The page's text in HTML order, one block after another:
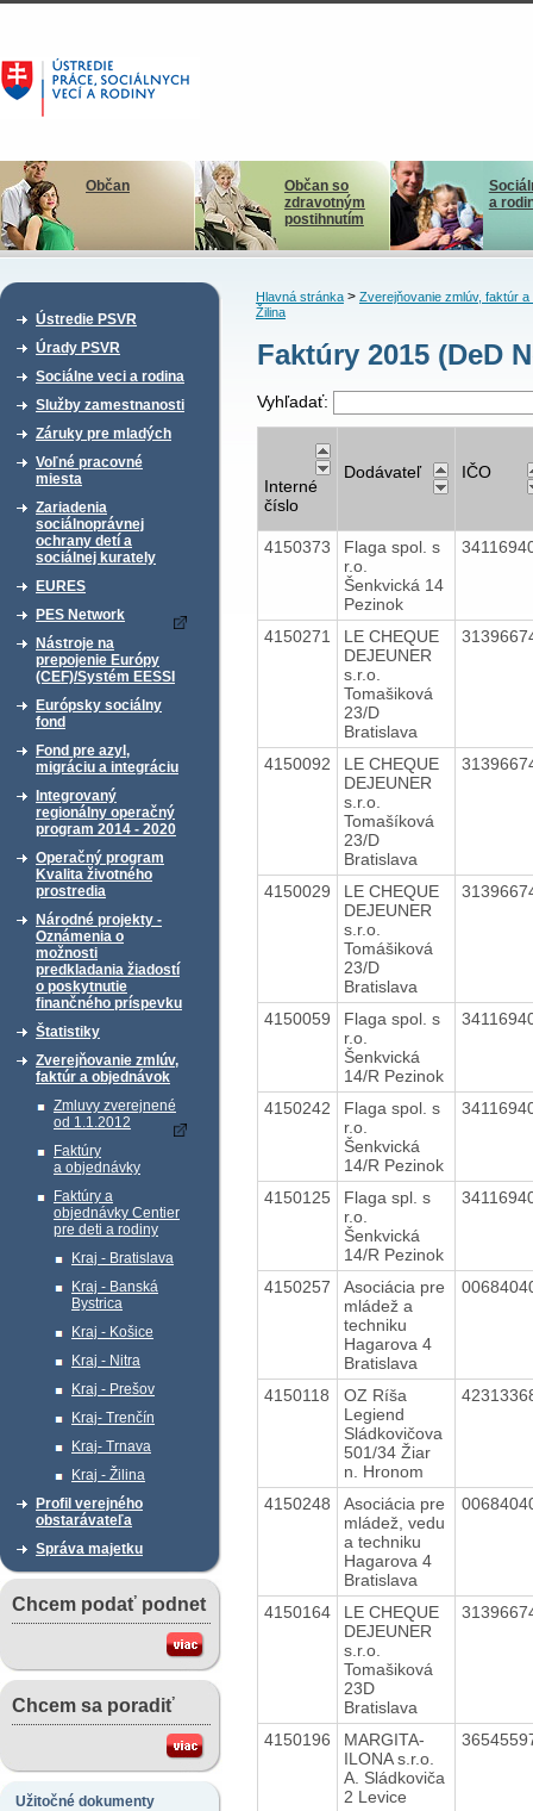
Občan
Občan so
zdravotným
postihnutím
a
Ústredie PSVR
Úrady PSVR
Sociálne veci a rodina
Služby zamestnanosti
Záruky pre mladých
Voľné pracovné
miesta
Zariadenia
sociálnoprávnej
ochrany detí a
sociálnej kurately
EURES
PES Network
Nástroje na
prepojenie Európy
(CEF)/Systém EESSI
Európsky sociálny
fond
Fond pre azyl,
migráciu a integráciu
Integrovaný
regionálny operačný
program 2014 - 2020
Operačný program
Kvalita životného
prostredia
Národné projekty -
Oznámenia o
možnosti
predkladania žiadostí
o poskytnutie
finančného príspevku
Štatistiky
Zverejňovanie zmlúv,
faktúr a objednávok
Zmluvy zverejnené
od 1.1.2012
Faktúry
a objednávky
Faktúry a
objednávky Centier
pre deti a rodiny
Kraj - Bratislava
Kraj - Banská
Bystrica
Kraj - Košice
Kraj - Nitra
Kraj - Prešov
Kraj- Trenčín
Kraj- Trnava
Kraj - Žilina
Profil verejného
obstarávateľa
Správa majetku
Chcem podať podnet
Chcem sa poradiť
Užitočné dokumenty
Hlavná stránka> Zverejňovanie zmlúv, faktúr a
Žilina
Faktúry 2015 (DeD
Vyhľadať:
Interné
číslo
Dodávateľ IČO
4150373
Flaga spol. s
r.o.
Šenkvická 14
Pezinok
4150271
LE CHEQUE
DEJEUNER
s.r.o.
Tomašiková
23/D
Bratislava
4150092
LE CHEQUE
DEJEUNER
s.r.o.
Tomašíková
23/D
Bratislava
4150029
LE CHEQUE
DEJEUNER
s.r.o.
Tomášiková
23/D
Bratislava
4150059
Flaga spol. s
r.o.
Šenkvická
14/R Pezinok
4150242
Flaga spol. s
r.o.
Šenkvická
14/R Pezinok
4150125
Flaga spl. s
r.o.
Šenkvická
14/R Pezinok
4150257
Asociácia pre
mládež a
techniku
Hagarova 4
Bratislava
4150118
OZ Ríša
Legiend
Sládkovičova
501/34 Žiar
n. Hronom
4150248
Asociácia pre
mládež, vedu
a techniku
Hagarova 4
Bratislava
4150164
LE CHEQUE
DEJEUNER
s.r.o.
Tomašiková
23D
Bratislava
4150196
MARGITA-
ILONA s.r.o.
A. Sládkoviča
2 Levice